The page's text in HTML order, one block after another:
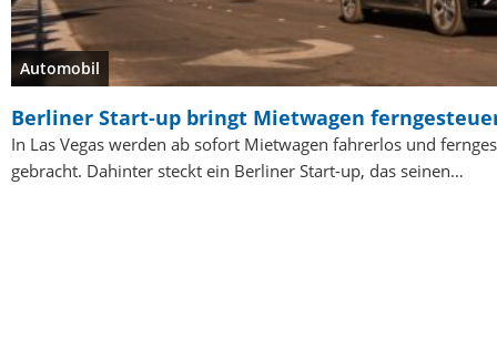
Automobil
Berliner Start-up bringt Mietwagen
In Las Vegas werden ab sofort Mietwagen fahrerlos und
gebracht. Dahinter steckt ein Berliner Start-up, das seinen…